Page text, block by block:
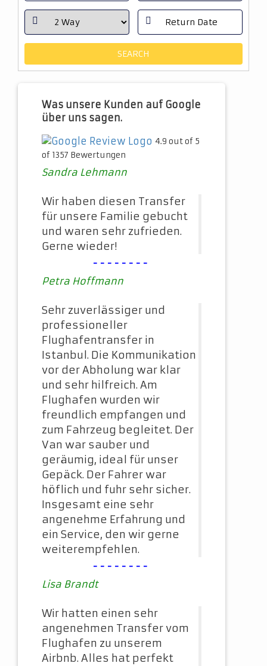
Was unsere Kunden auf Google
über uns sagen.
4.9 out of 5
of 1357 Bewertungen
Sandra Lehmann
Wir haben diesen Transfer
für unsere Familie gebucht
und waren sehr zufrieden.
Gerne wieder!
--------
Petra Hoffmann
Sehr zuverlässiger und
professioneller
Flughafentransfer in
Istanbul. Die Kommunikation
vor der Abholung war klar
und sehr hilfreich. Am
Flughafen wurden wir
freundlich empfangen und
zum Fahrzeug begleitet. Der
Van war sauber und
geräumig, ideal für unser
Gepäck. Der Fahrer war
höflich und fuhr sehr sicher.
Insgesamt eine sehr
angenehme Erfahrung und
ein Service, den wir gerne
weiterempfehlen.
--------
Lisa Brandt
Wir hatten einen sehr
angenehmen Transfer vom
Flughafen zu unserem
Airbnb. Alles hat perfekt